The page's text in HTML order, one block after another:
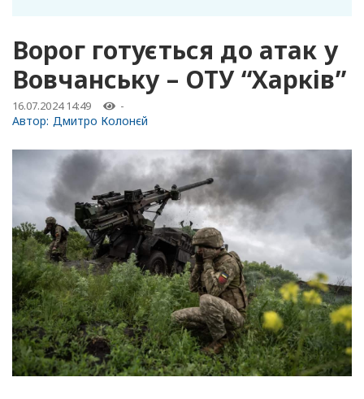
Ворог готується до атак у
Вовчанську – ОТУ “Харків”
16.07.2024 14:49 -
Автор: Дмитро Колонєй